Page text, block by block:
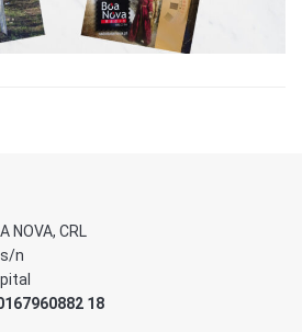
NOVA, CRL
n
18